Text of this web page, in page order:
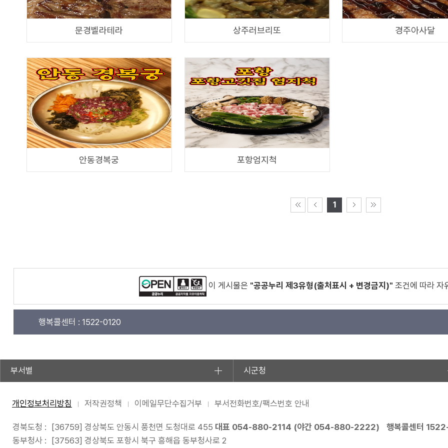
문경벨라테라 상주러브리또 경주아사달
안동경복궁 포항엄지척
1
이 게시물은 "공공누리 제3유형(출처표시 + 변경금지)" 조건에 따라 자
행복콜센터 : 1522-0120
부서별 시군청
개인정보처리방침 저작권정책 이메일무단수집거부 부서전화번호/팩스번호 안내
경북도청 : [36759] 경상북도 안동시 풍천면 도청대로 455 대표 054-880-2114 (야간 054-880-2222)
행복콜센터
동부청사 :
[37563] 경상북도 포항시 북구 흥해읍 동부청사로 2